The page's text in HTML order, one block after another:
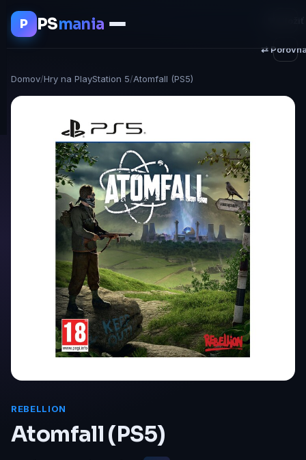
P PSmania
Domov/Hry na PlayStation 5/Atomfall (PS5)
REBELLION
Atomfall (PS5)
⇄